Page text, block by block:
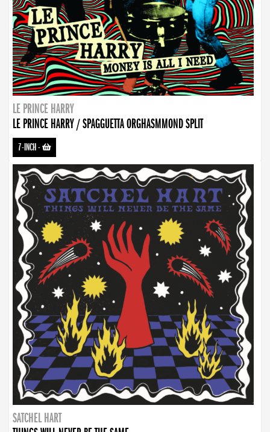
LE PRINCE HARRY
LE PRINCE HARRY / SPAGGUETTA ORGHASMMOND SPLIT
7-INCH-
SATCHEL HART